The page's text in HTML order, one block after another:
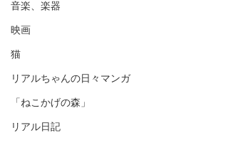
音楽、楽器
映画
猫
リアルちゃんの日々マンガ
「ねこかげの森」
リアル日記